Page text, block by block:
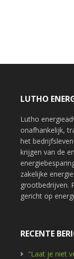
LUTHO
Lutho
onafhankelijk,
het
krijgen van de
zakelijke
grootbedrijven.
gericht op
RECENTE
“Laat je niet